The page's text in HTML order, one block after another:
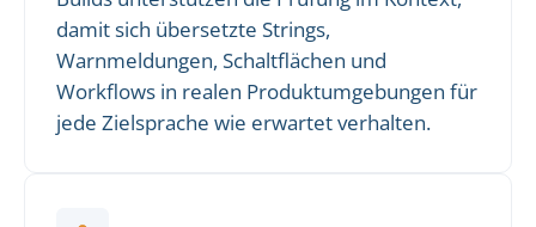
damit sich übersetzte Strings,
Warnmeldungen, Schaltflächen und
Workflows in realen Produktumgebungen für
jede Zielsprache wie erwartet verhalten.